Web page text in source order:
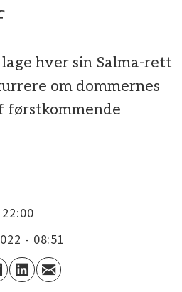
hver sin Salma-rett
om dommernes
førstkommende
22:00
- 08:51